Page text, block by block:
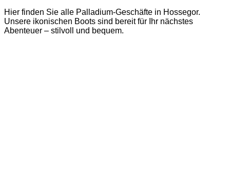
Hier finden Sie alle Palladium-Geschäfte in Hossegor.
Unsere ikonischen Boots sind bereit für Ihr nächstes
Abenteuer – stilvoll und bequem.